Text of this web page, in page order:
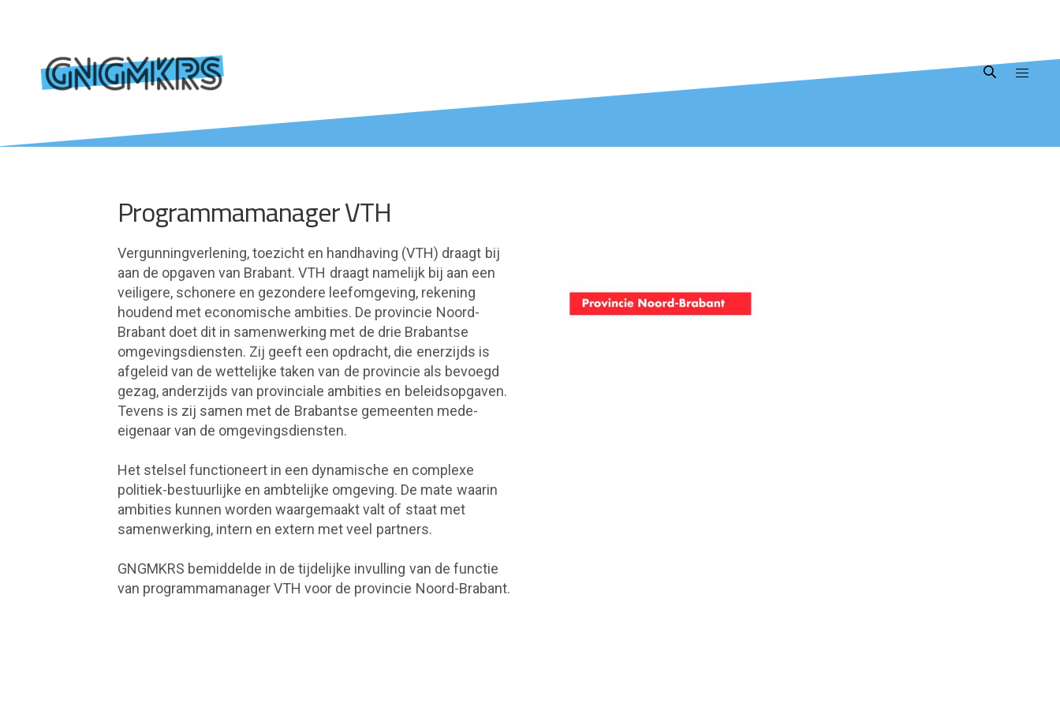
Programmamanager VTH
Vergunningverlening, toezicht en handhaving (VTH) draagt bij
aan de opgaven van Brabant. VTH draagt namelijk bij aan een
veiligere, schonere en gezondere leefomgeving, rekening
houdend met economische ambities. De provincie Noord-
Brabant doet dit in samenwerking met de drie Brabantse
omgevingsdiensten. Zij geeft een opdracht, die enerzijds is
afgeleid van de wettelijke taken van de provincie als bevoegd
gezag, anderzijds van provinciale ambities en beleidsopgaven.
Tevens is zij samen met de Brabantse gemeenten mede-
eigenaar van de omgevingsdiensten.
Het stelsel functioneert in een dynamische en complexe
politiek-bestuurlijke en ambtelijke omgeving. De mate waarin
ambities kunnen worden waargemaakt valt of staat met
samenwerking, intern en extern met veel partners.
GNGMKRS bemiddelde in de tijdelijke invulling van de functie
van programmamanager VTH voor de provincie Noord-Brabant.